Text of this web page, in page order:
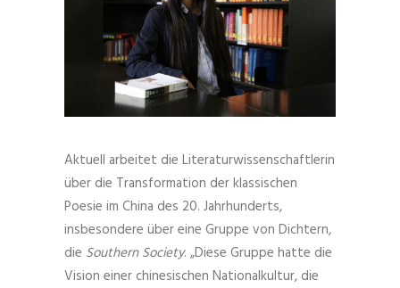
Aktuell arbeitet die Literaturwissenschaftlerin
über die Transformation der klassischen
Poesie im China des 20. Jahrhunderts,
insbesondere über eine Gruppe von Dichtern,
die Southern Society. „Diese Gruppe hatte die
Vision einer chinesischen Nationalkultur, die